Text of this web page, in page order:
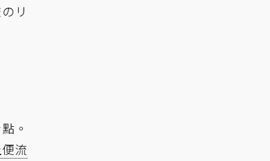
リ
。
流